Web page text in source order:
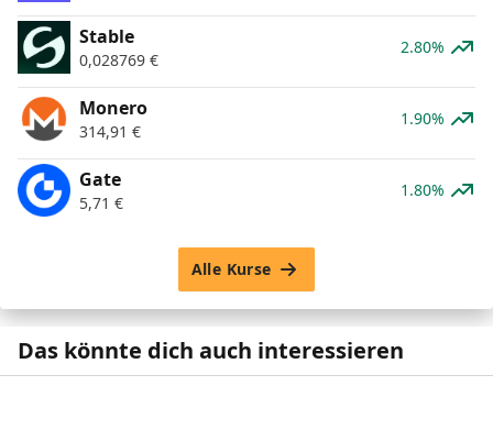
​​Stable
0,028769 €
2.80%
Monero
314,91 €
1.90%
Gate
5,71 €
1.80%
Alle Kurse
Das könnte dich auch interessieren